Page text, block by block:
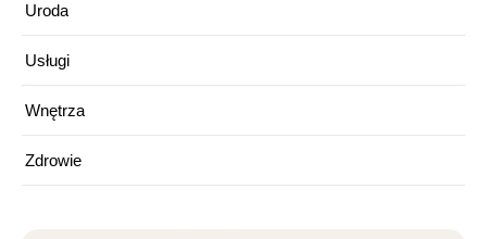
Uroda
Usługi
Wnętrza
Zdrowie